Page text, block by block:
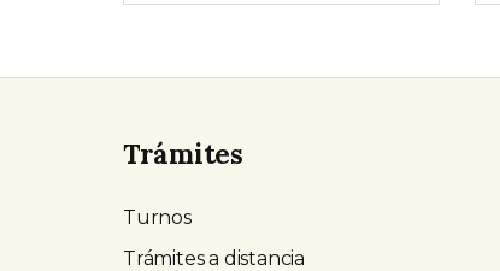
Trámites
Turnos
Trámites a distancia